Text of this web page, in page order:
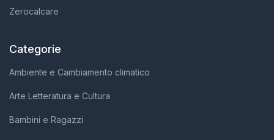
Zerocalcare
Categorie
Ambiente e Cambiamento climatico
Arte Letteratura e Cultura
Bambini e Ragazzi